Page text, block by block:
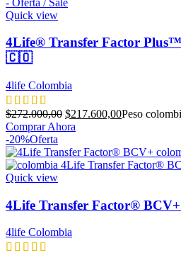
Quick view
4Life® Transfer Factor
🇨🇴
4life Colombia
$272.000,00 El
precio
era:
$272.000,00.
$217.600,00El
es:
$217.600,00.
Peso
Comprar Ahora
-20%Oferta
Quick view
4Life Transfer Factor®
4life Colombia